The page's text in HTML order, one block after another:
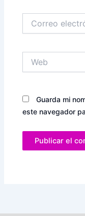
electrónico*
Guarda mi
este navegador